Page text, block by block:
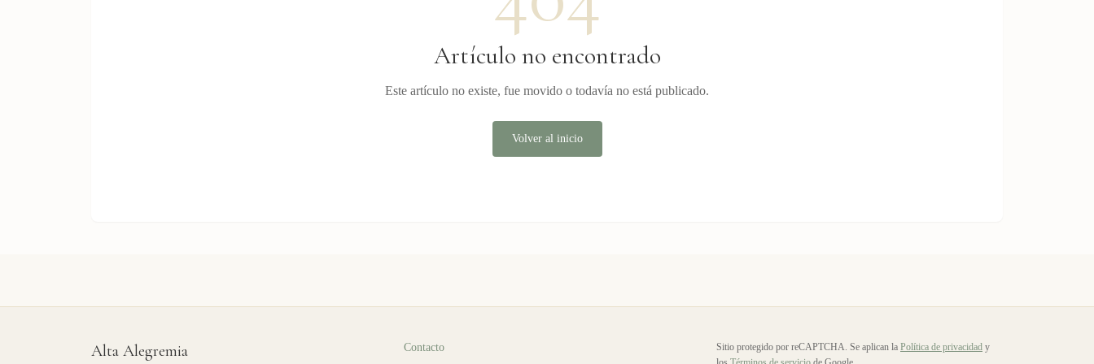
Artículo no encontrado
Este artículo no existe, fue movido o todavía no está publicado.
Volver al inicio
Alta Alegremia Contacto Sitio protegido por reCAPTCHA. Se aplican la Política de privacidad y